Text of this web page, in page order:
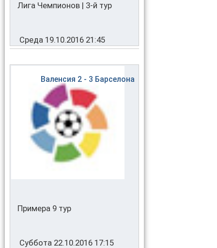
Лига Чемпионов | 3-й тур
Среда 19.10.2016 21:45
Примера 9 тур
Суббота 22.10.2016 17:15
Валенсия 2 - 3 Барселона